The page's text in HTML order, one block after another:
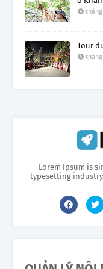
tháng
Tour
tháng
Lorem Ipsum is
typesetting